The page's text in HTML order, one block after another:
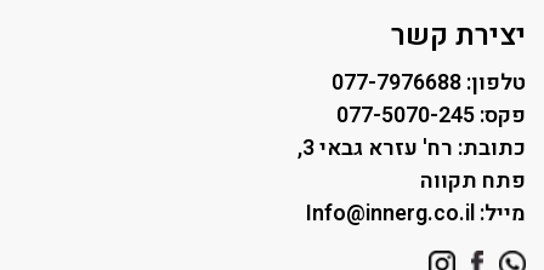
יצירת קשר
טלפון: 077-7976688
פקס: 077-5070-245
כתובת: רח' עזרא גבאי 3,
פתח תקווה
מייל: Info@innerg.co.il